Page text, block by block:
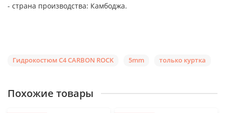
- страна производства: Камбоджа.
Гидрокостюм C4 CARBON ROCK 5mm только куртка
Похожие товары